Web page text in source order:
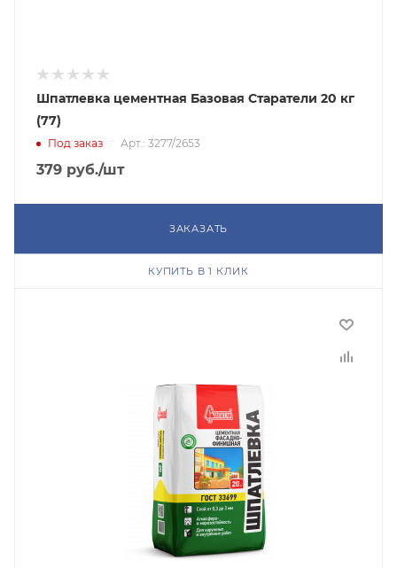
Шпатлевка цементная Базовая Старатели 20 кг
(77)
Под заказ Арт.: 3277/2653
379 руб./шт
ЗАКАЗАТЬ
КУПИТЬ В 1 КЛИК